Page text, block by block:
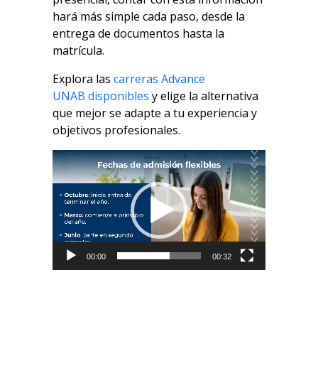
hará más simple cada paso, desde la
entrega de documentos hasta la
matrícula.
Explora las carreras Advance
UNAB disponibles y elige la alternativa
que mejor se adapte a tu experiencia y
objetivos profesionales.
Reproductor
de
vídeo
00:00 00:32